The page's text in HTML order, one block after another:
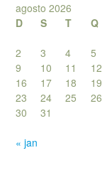
agosto 2026
D
S T Q
2
3 4 5
9
10 11 12
16
17 18 19
23
24 25 26
30
31
« jan